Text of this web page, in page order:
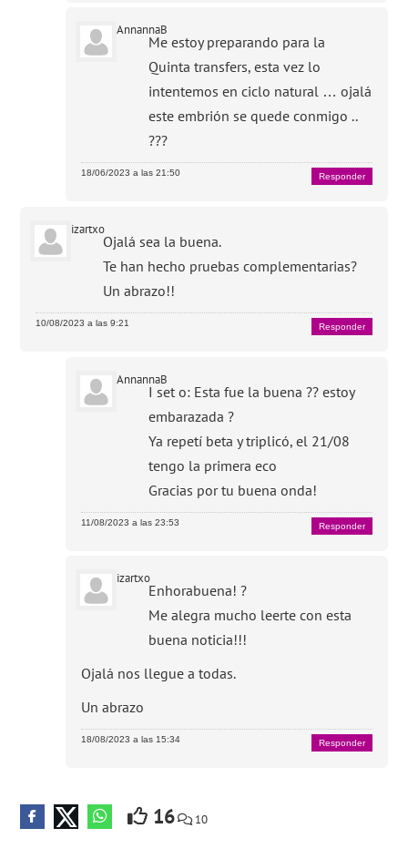
AnnannaB
Me estoy preparando para la
Quinta transfers, esta vez lo
intentemos en ciclo natural … ojalá
este embrión se quede conmigo ..
???
18/06/2023 a las 21:50 Responder
izartxo
Ojalá sea la buena.
Te han hecho pruebas complementarias?
Un abrazo!!
10/08/2023 a las 9:21 Responder
AnnannaB
I set o: Esta fue la buena ?? estoy
embarazada ?
Ya repetí beta y triplicó, el 21/08
tengo la primera eco
Gracias por tu buena onda!
11/08/2023 a las 23:53 Responder
izartxo
Enhorabuena! ?
Me alegra mucho leerte con esta
buena noticia!!!
Ojalá nos llegue a todas.
Un abrazo
18/08/2023 a las 15:34 Responder
16 10